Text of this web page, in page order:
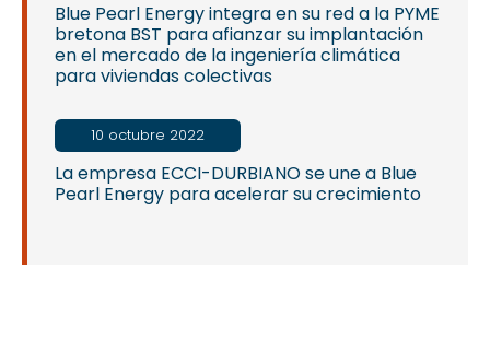
Blue Pearl Energy integra en su red a la PYME
bretona BST para afianzar su implantación
en el mercado de la ingeniería climática
para viviendas colectivas
La empresa ECCI-DURBIANO se une a Blue
Pearl Energy para acelerar su crecimiento
10 octubre 2022